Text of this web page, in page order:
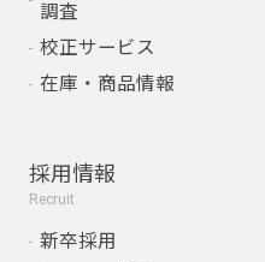
調査
校正サービス
在庫・商品情報
採用情報
Recruit
新卒採用